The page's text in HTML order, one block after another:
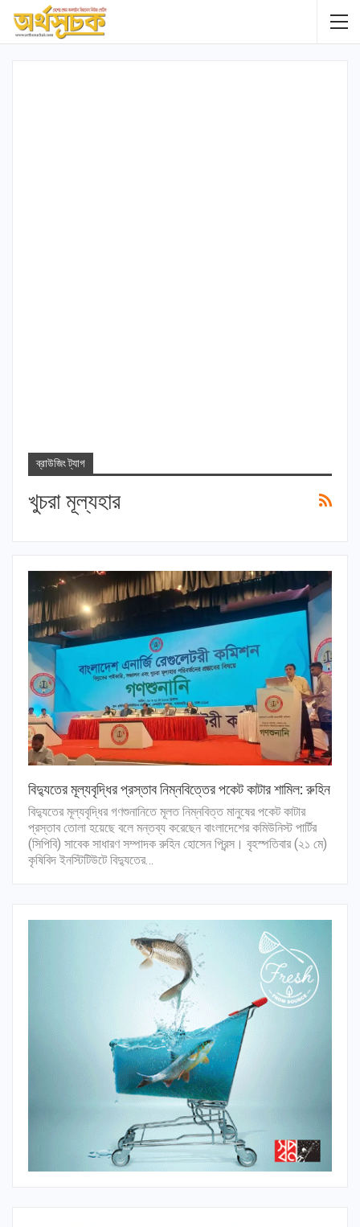
ব্রাউজিং ট্যাগ
খুচরা মূল্যহার
বিদ্যুতের মূল্যবৃদ্ধির প্রস্তাব নিম্নবিত্তের পকেট কাটার শামিল: রুহিন
বিদ্যুতের মূল্যবৃদ্ধির গণশুনানিতে মূলত নিম্নবিত্ত মানুষের পকেট কাটার
প্রস্তাব তোলা হয়েছে বলে মন্তব্য করেছেন বাংলাদেশের কমিউনিস্ট পার্টির
(সিপিবি) সাবেক সাধারণ সম্পাদক রুহিন হোসেন প্রিন্স। বৃহস্পতিবার (২১ মে)
কৃষিবিদ ইনস্টিটিউটে বিদ্যুতের…